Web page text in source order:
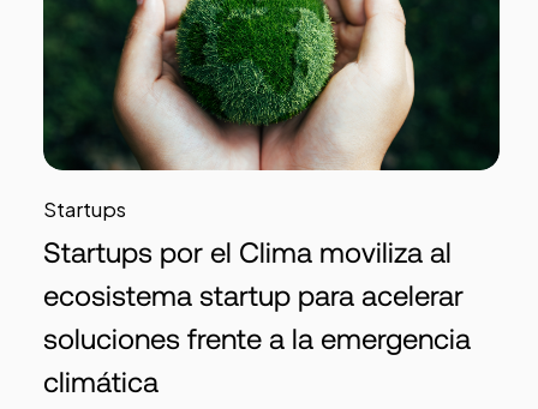
Startups
Startups por el Clima moviliza al
ecosistema startup para acelerar
soluciones frente a la emergencia
climática